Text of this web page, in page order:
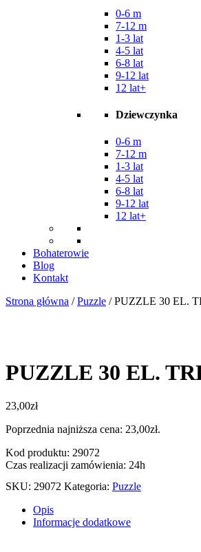
0-6 m
7-12 m
1-3 lat
4-5 lat
6-8 lat
9-12 lat
12 lat+
Dziewczynka
0-6 m
7-12 m
1-3 lat
4-5 lat
6-8 lat
9-12 lat
12 lat+
Bohaterowie
Blog
Kontakt
Strona główna /Puzzle / PUZZLE 30 EL.
PUZZLE 30 EL.
23,00zł
Poprzednia najniższa cena: 23,00zł.
Kod produktu: 29072
Czas realizacji zamówienia: 24h
SKU: 29072 Kategoria: Puzzle
Opis
Informacje dodatkowe